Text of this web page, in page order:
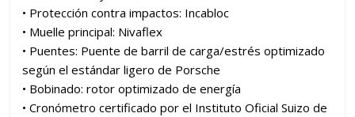
• Protección contra impactos: Incabloc
• Muelle principal: Nivaflex
• Puentes: Puente de barril de carga/estrés optimizado
según el estándar ligero de Porsche
• Bobinado: rotor optimizado de energía
• Cronómetro certificado por el Instituto Oficial Suizo de